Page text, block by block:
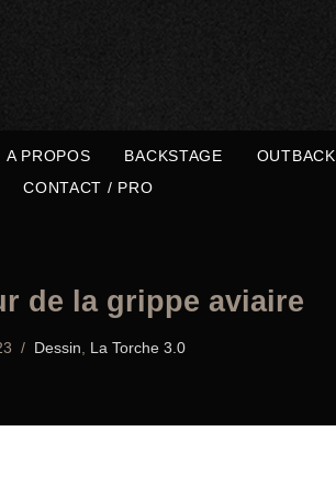
A PROPOS BACKSTAGE OUTBACK
CONTACT / PRO
de la grippe aviaire
Dessin La Torche 3.0